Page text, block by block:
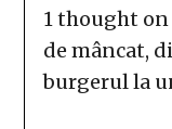
1 thought on
de mâncat,
burgerul la